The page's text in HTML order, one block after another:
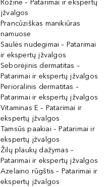
Rožinė – Patarimai ir ekspertų
įžvalgos
Prancūziškas manikiūras
namuose
Saulės nudegimai – Patarimai
ir ekspertų įžvalgos
Seborėjinis dermatitas –
Patarimai ir ekspertų įžvalgos
Perioralinis dermatitas –
Patarimai ir ekspertų įžvalgos
Vitaminas E – Patarimai ir
ekspertų įžvalgos
Tamsūs paakiai – Patarimai ir
ekspertų įžvalgos
Žilų plaukų dažymas –
Patarimai ir ekspertų įžvalgos
Azelaino rūgštis – Patarimai ir
ekspertų įžvalgos